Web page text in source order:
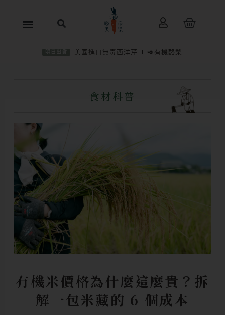
購
美國進口無毒西洋芹 🥑有機酪梨
食材科普
有機米價格為什麼這麼貴？拆
解一包米藏的 6 個成本